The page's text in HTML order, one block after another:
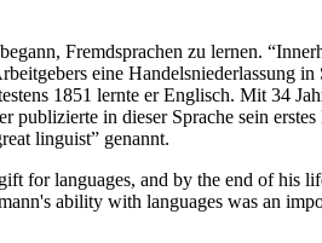
Fremdsprachen zu lernen.
eine Handelsniederlassung in
1851 lernte er Englisch. Mit 34
publizierte in dieser Sprache sein
linguist” genannt.
for languages, and by the end of his
ability with languages was an